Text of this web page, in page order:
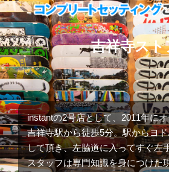
吉祥寺スト
instantの2号店として、2011年に
吉祥寺駅から徒歩5分。駅からヨ
して頂き、左脇道に入ってすぐ左
スタッフは専門知識を身につけた